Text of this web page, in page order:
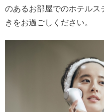
のあるお部屋でのホテルス
きをお過ごしください。